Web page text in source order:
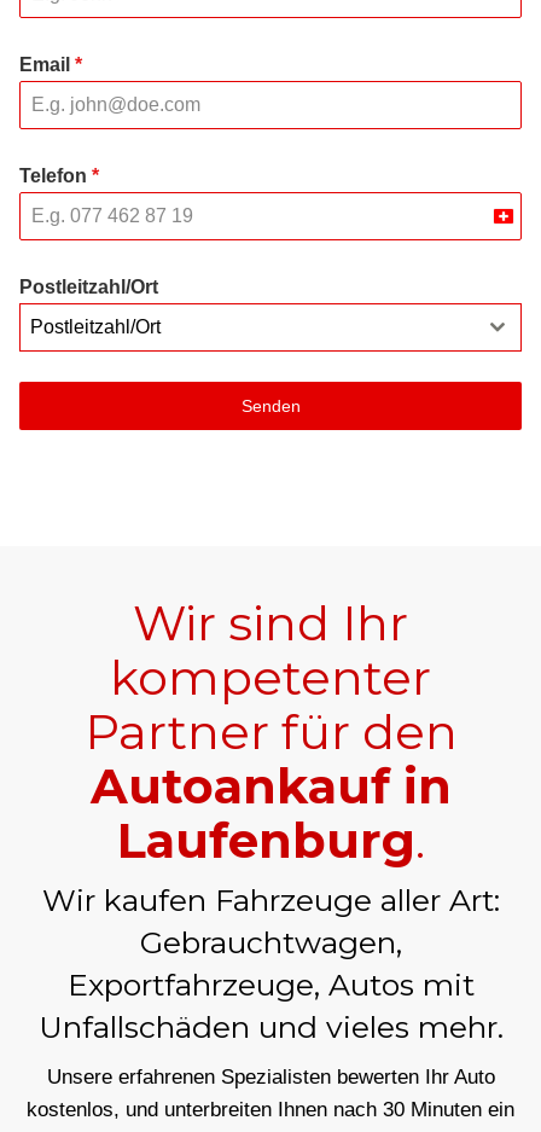
Email *
Telefon *
Postleitzahl/Ort
Postleitzahl/Ort
Senden
Wir sind Ihr
kompetenter
Partner für den
Autoankauf in
Laufenburg.
Wir kaufen Fahrzeuge aller Art:
Gebrauchtwagen,
Exportfahrzeuge, Autos mit
Unfallschäden und vieles mehr.
Unsere erfahrenen Spezialisten bewerten Ihr Auto
kostenlos, und unterbreiten Ihnen nach 30 Minuten ein